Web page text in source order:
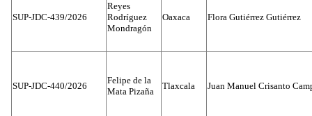
SUP-JDC-439/2026
Reyes
Rodríguez
Mondragón
Oaxaca Flora Gutiérrez Gutiérrez
SUP-JDC-440/2026
Felipe de la
Mata Pizaña
Tlaxcala Juan Manuel Crisanto